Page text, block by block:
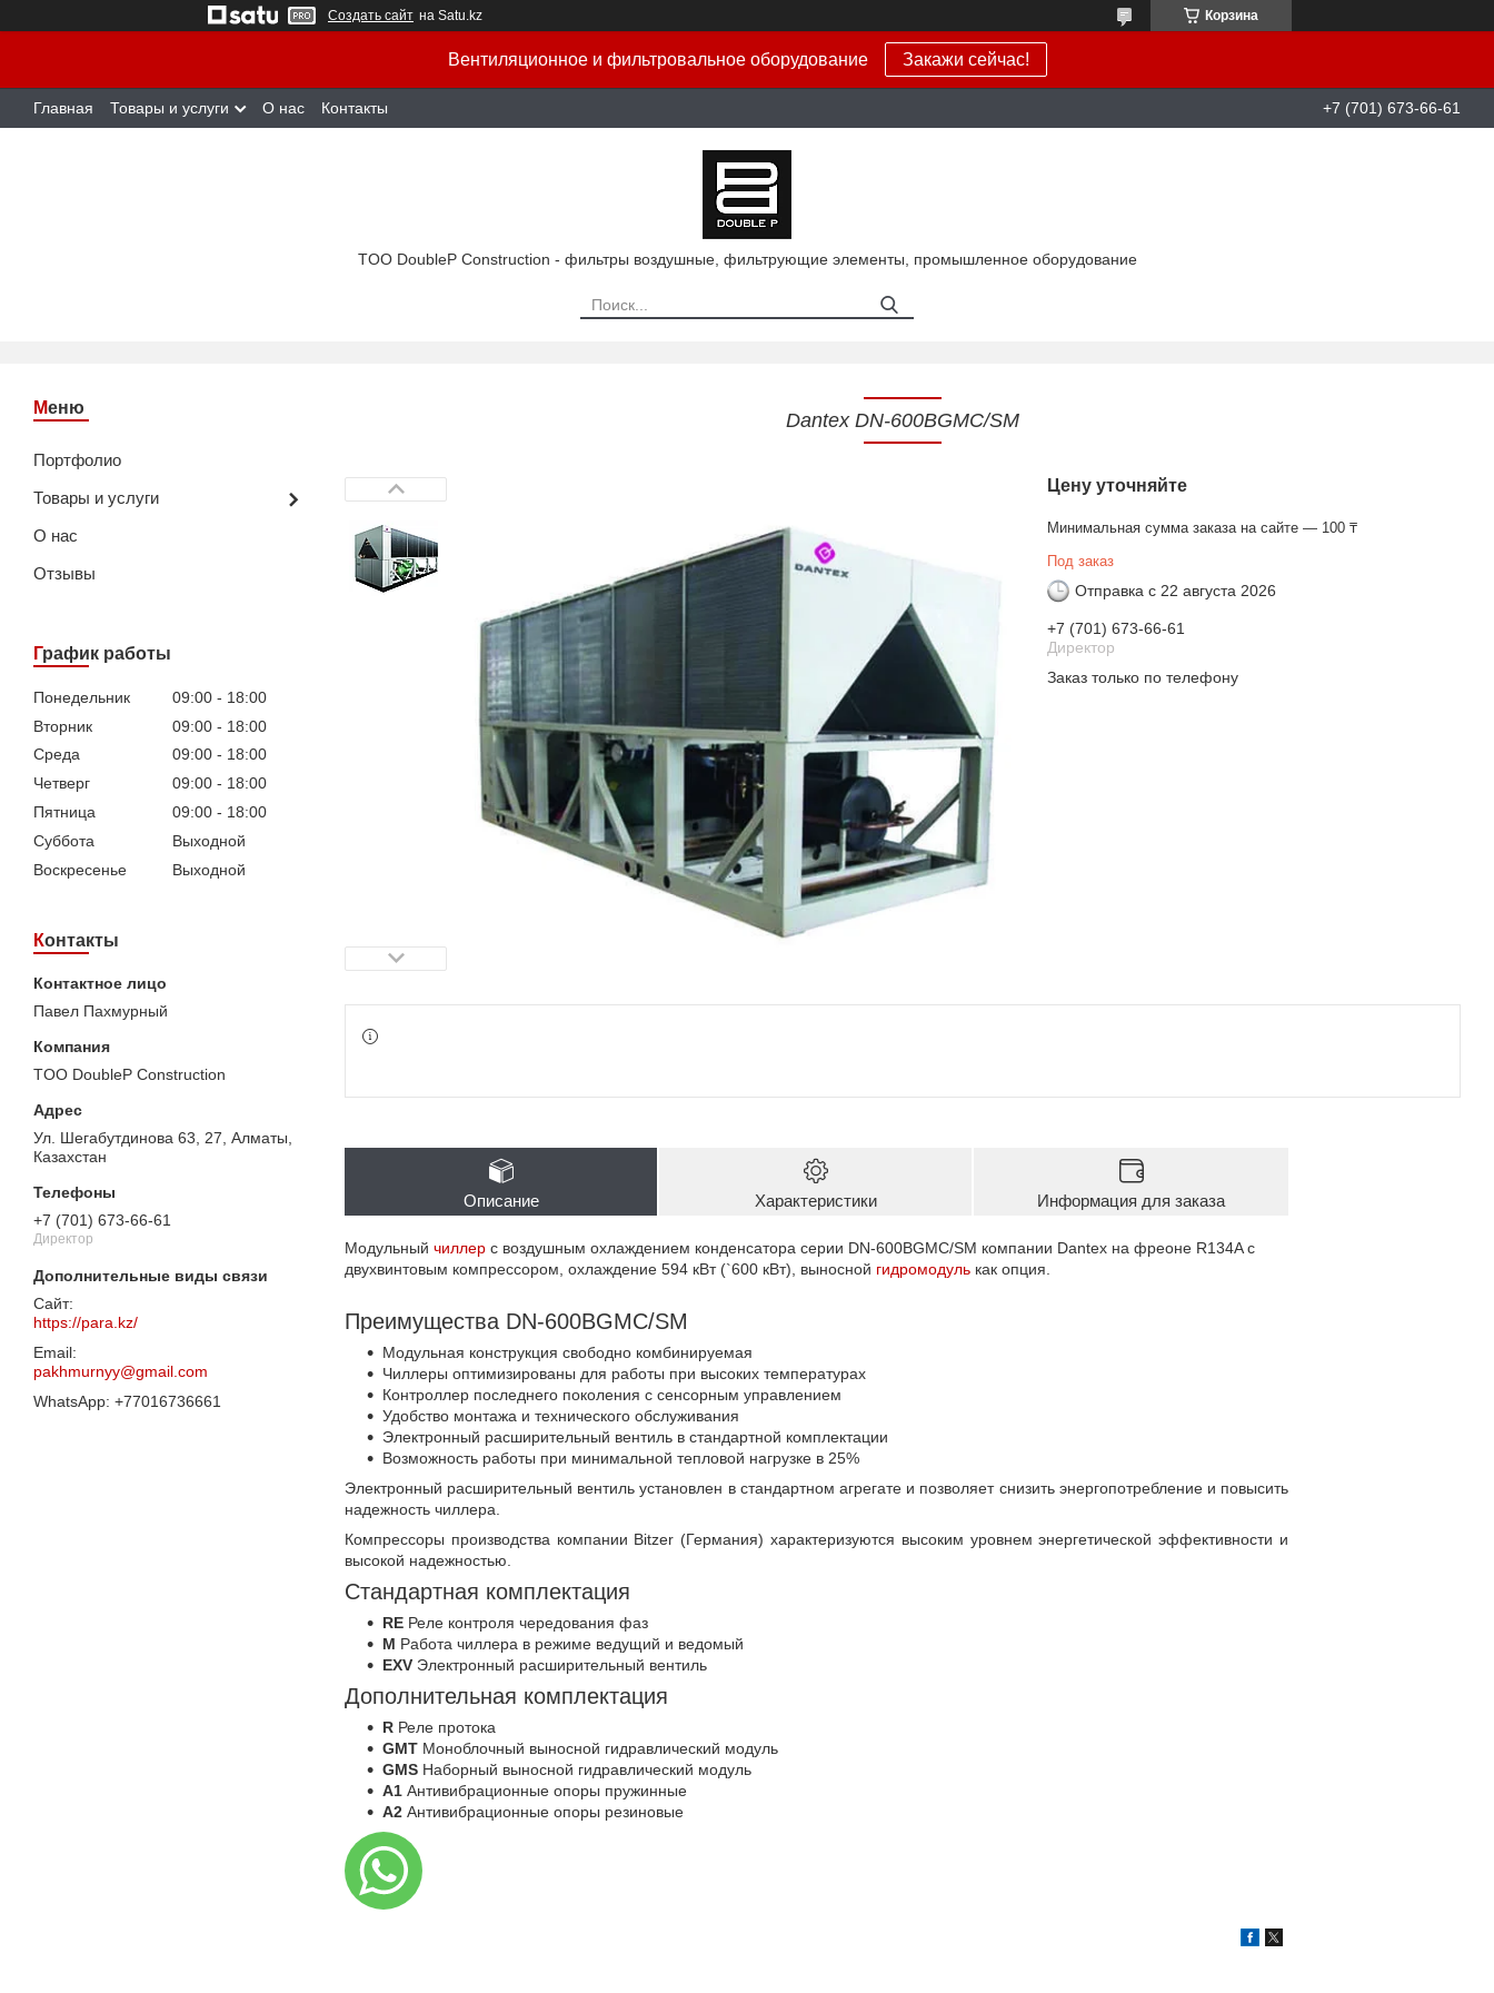
Создать сайт на Satu.kz Корзина
Вентиляционное и фильтровальное оборудование Закажи сейчас!
Главная Товары и услуги О нас Контакты +7 (701) 673-66-61
TOO DoubleP Construction - фильтры воздушные, фильтрующие элементы, промышленное оборудование
Портфолио
Товары и услуги
О нас
Отзывы
График работы
Понедельник 09:00
18:00
Вторник
09:00
18:00
Среда
09:00
18:00
Четверг
09:00
18:00
Пятница
09:00
18:00
Суббота
Выходной
Воскресенье
Выходной
Контакты
Павел Пахмурный
TOO DoubleP Construction
Ул. Шегабутдинова 63, 27, Алматы,
Казахстан
+7 (701) 673-66-61
Директор
https://para.kz/
pakhmurnyy@gmail.com
+77016736661
Dantex DN-600BGMC/SM
Цену уточняйте
Минимальная сумма заказа на сайте — 100 ₸
Под заказ
Отправка с 22 августа 2026
+7 (701) 673-66-61
Директор
Заказ только по телефону
Описание Характеристики Информация для заказа
Модульный чиллер с воздушным охлаждением конденсатора серии DN-600BGMC/SM компании Dantex на фреоне R134A с
двухвинтовым компрессором, охлаждение 594 кВт (`600 кВт), выносной гидромодуль как опция.
Преимущества DN-600BGMC/SM
Модульная конструкция свободно комбинируемая
Чиллеры оптимизированы для работы при высоких температурах
Контроллер последнего поколения с сенсорным управлением
Удобство монтажа и технического обслуживания
Электронный расширительный вентиль в стандартной комплектации
Возможность работы при минимальной тепловой нагрузке в 25%
Электронный расширительный вентиль установлен в стандартном агрегате и позволяет снизить энергопотребление и повысить
надежность чиллера.
Компрессоры производства компании Bitzer (Германия) характеризуются высоким уровнем энергетической эффективности и
высокой надежностью.
Стандартная комплектация
RE Реле контроля чередования фаз
M Работа чиллера в режиме ведущий и ведомый
EXV Электронный расширительный вентиль
Дополнительная комплектация
R Реле протока
GMT Моноблочный выносной гидравлический модуль
GMS Наборный выносной гидравлический модуль
A1 Антивибрационные опоры пружинные
A2 Антивибрационные опоры резиновые